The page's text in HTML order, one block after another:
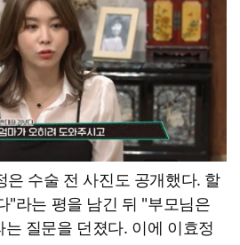
은 수술 전 사진도 공개했다. 할
"라는 평을 남긴 뒤 "부모님은
질문을 던졌다. 이에 이효정